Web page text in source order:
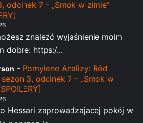
odcinek 7 – „Smok w zimie”
znaleźć wyjaśnienie moim
dobre: https:/...
- Pomylone Analizy: Ród
sezon 3, odcinek 7 – „Smok w
Hessari zaprowadzajacej pokój w